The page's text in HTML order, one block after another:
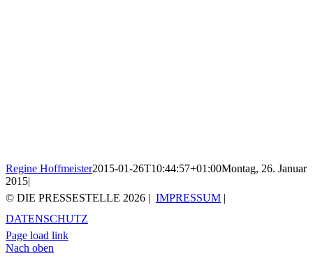
Regine Hoffmeister2015-01-26T10:44:57+01:00Montag, 26. Januar
2015|
© DIE PRESSESTELLE 2026 | IMPRESSUM |
DATENSCHUTZ
Page load link
Nach oben